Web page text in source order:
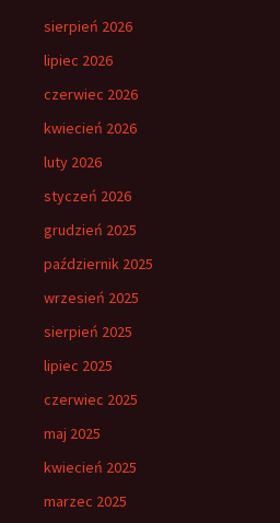
sierpień 2026
lipiec 2026
czerwiec 2026
kwiecień 2026
luty 2026
styczeń 2026
grudzień 2025
październik 2025
wrzesień 2025
sierpień 2025
lipiec 2025
czerwiec 2025
maj 2025
kwiecień 2025
marzec 2025